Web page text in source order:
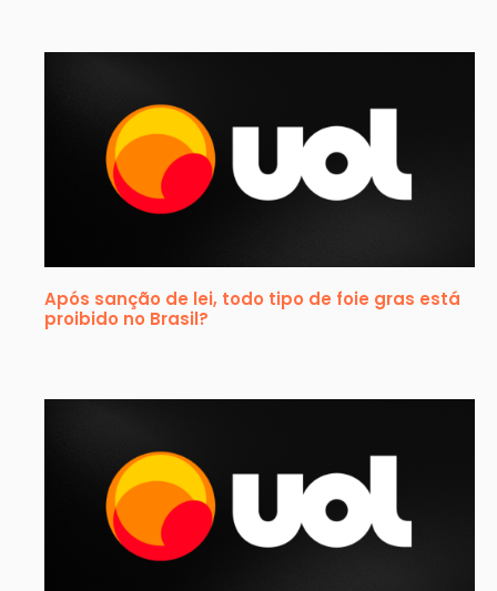
Após sanção de lei, todo tipo de foie gras está
proibido no Brasil?